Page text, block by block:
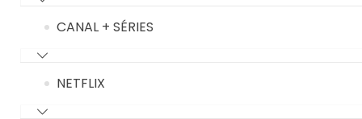
CANAL + SÉRIES
NETFLIX